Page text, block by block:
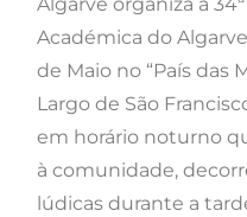
Académica do
de Maio no “País das
Largo de São
em horário noturno
à comunidade,
lúdicas durante a